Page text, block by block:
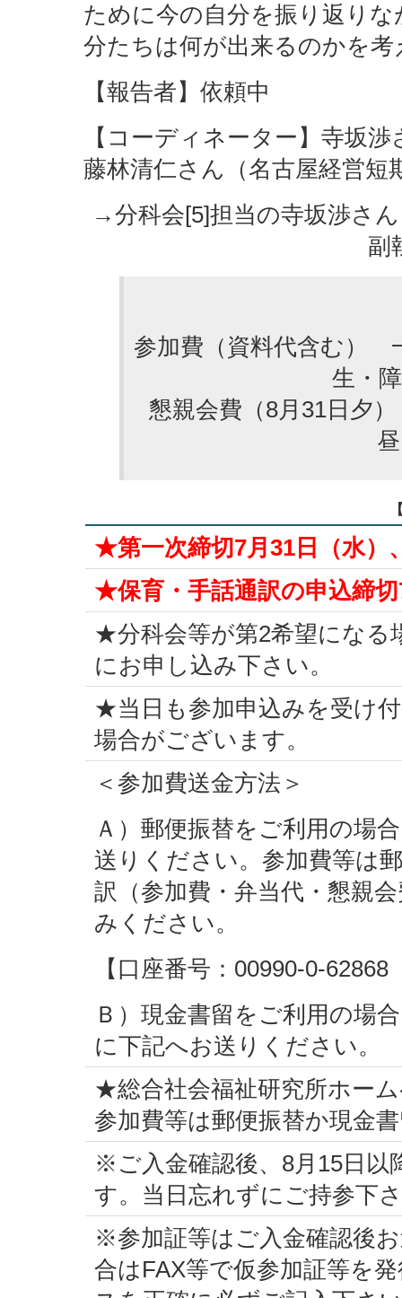
ために今の自分を振り返り
分たちは何が出来るのかを
【報告者】依頼中
【コーディネーター】寺坂
藤林清仁さん（名古屋経営短
→分科会[5]担当の寺坂渉さ
副
参加費（資料代含む
生・
懇親会費（8月31日
★第一次締切7月31日（水）
★保育・手話通訳の申込締
★分科会等が第2希望になる
にお申し込み下さい。
★当日も参加申込みを受け
場合がございます。
＜参加費送金方法＞
Ａ）郵便振替をご利用の場
送りください。参加費等は
訳（参加費・弁当代・懇親
みください。
【口座番号：00990-0-
Ｂ）現金書留をご利用の場
に下記へお送りください。
★総合社会福祉研究所ホー
参加費等は郵便振替か現金
※ご入金確認後、8月15日以
す。当日忘れずにご持参下
※参加証等はご入金確認後
合はFAX等で仮参加証等を